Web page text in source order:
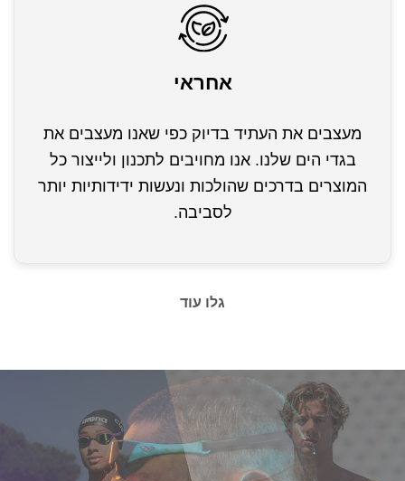
אחראי
מעצבים את העתיד בדיוק כפי שאנו מעצבים את
בגדי הים שלנו. אנו מחויבים לתכנון ולייצור כל
המוצרים בדרכים שהולכות ונעשות ידידותיות יותר
לסביבה.
גלו עוד